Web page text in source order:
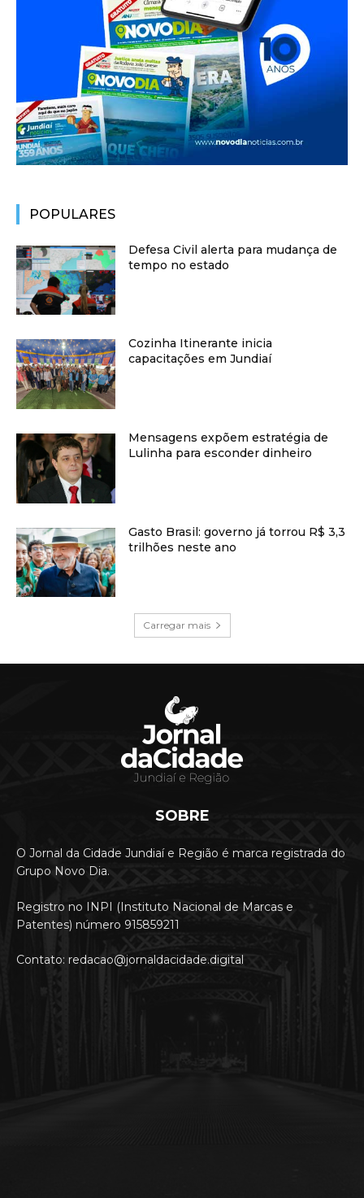
POPULARES
Defesa Civil alerta para mudança de
tempo no estado
Cozinha Itinerante inicia
capacitações em Jundiaí
Mensagens expõem estratégia de
Lulinha para esconder dinheiro
Gasto Brasil: governo já torrou R$ 3,3
trilhões neste ano
Carregar mais
SOBRE
O Jornal da Cidade Jundiaí e Região é marca registrada do
Grupo Novo Dia.
Registro no INPI (Instituto Nacional de Marcas e
Patentes) número 915859211
Contato: redacao@jornaldacidade.digital